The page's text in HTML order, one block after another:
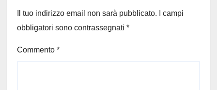
Il tuo indirizzo email non sarà pubblicato.
I campi
obbligatori sono contrassegnati *
Commento *